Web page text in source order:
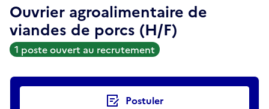
Ouvrier agroalimentaire de
viandes de porcs (H/F)
1 poste ouvert au recrutement
Actions rapides Postuler